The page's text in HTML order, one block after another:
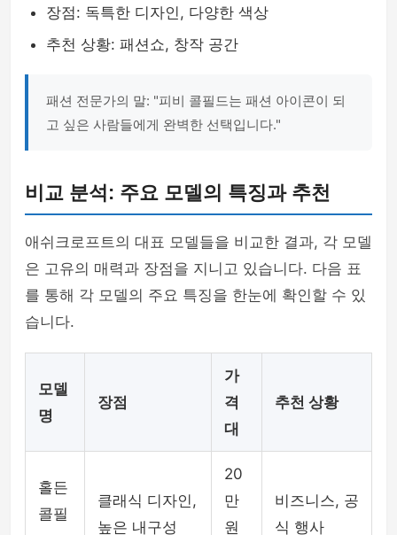
장점: 독특한 디자인, 다양한 색상
추천 상황: 패션쇼, 창작 공간
패션 전문가의 말: "피비 콜필드는 패션 아이콘이 되
고 싶은 사람들에게 완벽한 선택입니다."
비교 분석: 주요 모델의 특징과 추천
애쉬크로프트의 대표 모델들을 비교한 결과, 각 모델
은 고유의 매력과 장점을 지니고 있습니다. 다음 표
를 통해 각 모델의 주요 특징을 한눈에 확인할 수 있
습니다.
모델
명
장점
가
격
대
추천 상황
홀든
콜필
클래식 디자인,
높은 내구성
20
만
원
비즈니스, 공
식 행사